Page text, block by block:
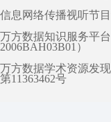
信息网络传播视听节
万方数据知识服务平
2006BAH03B01）
万方数据学术资源发
第11363462号